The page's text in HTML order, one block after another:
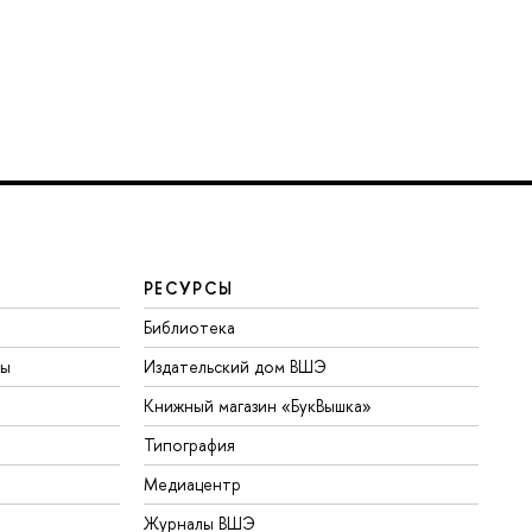
РЕСУРСЫ
Библиотека
Издательский дом ВШЭ
Книжный магазин «БукВышка»
Типография
Медиацентр
Журналы ВШЭ